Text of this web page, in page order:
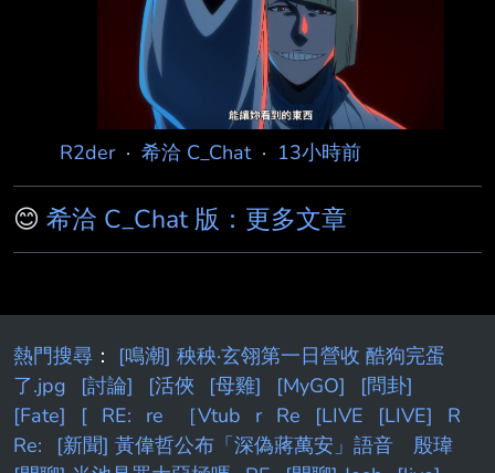
邦比那種無差別AOE攻擊 不過這能力放在其他
番完全是大BOSS級別的吧？ -- 鏡花水月那是真
的太無敵
R2der· 希洽 C_Chat· 13小時前
😊 希洽 C_Chat 版：更多文章
熱門搜尋 ： [鳴潮] 秧秧·玄翎第一日營收 酷狗完蛋
了.jpg
[討論] [活俠 [母雞] [MyGO]
[問卦]
[Fate]
[ RE: re ［Vtub r Re [LIVE [LIVE]
R
Re:
[新聞] 黃偉哲公布「深偽蔣萬安」語音 殷瑋